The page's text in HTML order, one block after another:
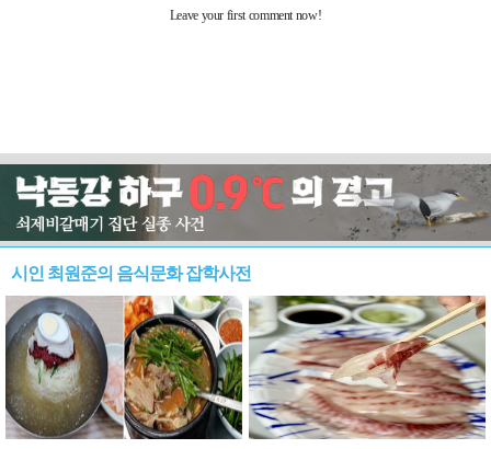
시인 최원준의 음식문화 잡학사전